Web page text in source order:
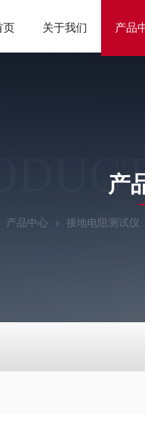
页 关于我们 产品
产
产品中心 接地电阻测试仪